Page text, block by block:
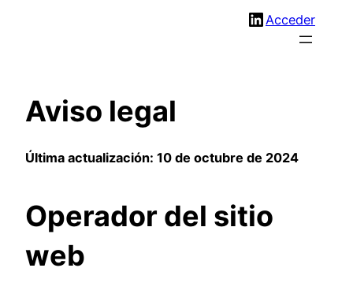
LinkedIn Acceder
Aviso legal
Última actualización: 10 de octubre de 2024
Operador del sitio
web